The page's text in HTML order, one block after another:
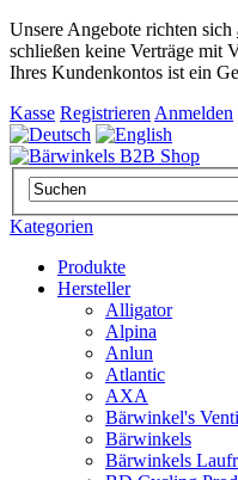
Unsere Angebote richten sich
schließen keine Verträge mit
Ihres Kundenkontos ist ein
Kasse Registrieren Anmelden
Kategorien
Produkte
Hersteller
Alligator
Alpina
Anlun
Atlantic
AXA
Bärwinkel's
Bärwinkels
Bärwinkels